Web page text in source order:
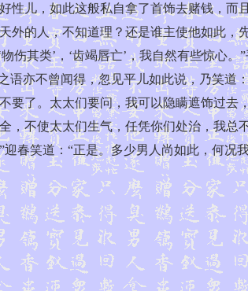
性儿，如此这般私自拿了首饰去赌钱，
外的人，不知道理？还是谁主使他如此
伤其类’，‘齿竭唇亡’，我自然有些惊心
语亦不曾闻得，忽见平儿如此说，乃笑
要了。太太们要问，我可以隐瞒遮饰过
，不使太太们生气，任凭你们处治，我总
春笑道：“正是。多少男人尚如此，何